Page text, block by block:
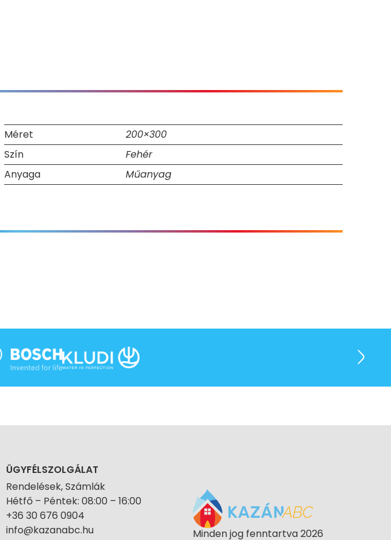
Méret
200×300
Szín
Fehér
Anyaga
Műanyag
ÜGYFÉLSZOLGÁLAT
Rendelések, Számlák
Hétfő – Péntek: 08:00 – 16:00
+36 30 676 0904
info@kazanabc.hu
Minden jog fenntartva 2026